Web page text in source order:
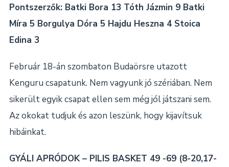
Pontszerzők: Batki Bora 13 Tóth Jázmin 9 Batki
Míra 5 Borgulya Dóra 5 Hajdu Heszna 4 Stoica
Edina 3
Február 18-án szombaton Budaörsre utazott
Kenguru csapatunk. Nem vagyunk jó szériában. Nem
sikerült egyik csapat ellen sem még jól játszani sem.
Az okokat tudjuk és azon leszünk, hogy kijavítsuk
hibáinkat.
GYÁLI APRÓDOK – PILIS BASKET 49 -69 (8-20,17-